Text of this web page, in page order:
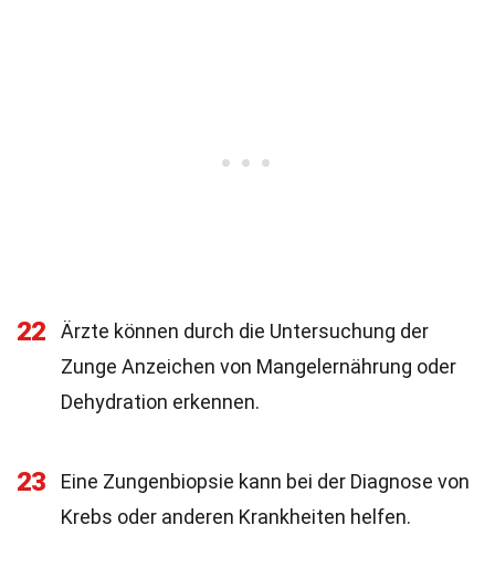
22
Ärzte können durch die Untersuchung der
Zunge Anzeichen von Mangelernährung oder
Dehydration erkennen.
23
Eine Zungenbiopsie kann bei der Diagnose von
Krebs oder anderen Krankheiten helfen.